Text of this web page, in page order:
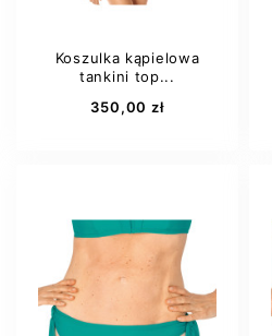
Dodaj do koszyka
Koszulka kąpielowa
tankini top...
350,00 zł